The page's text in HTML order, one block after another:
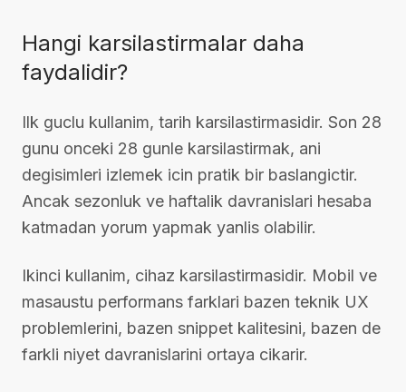
Hangi karsilastirmalar daha
faydalidir?
Ilk guclu kullanim, tarih karsilastirmasidir. Son 28
gunu onceki 28 gunle karsilastirmak, ani
degisimleri izlemek icin pratik bir baslangictir.
Ancak sezonluk ve haftalik davranislari hesaba
katmadan yorum yapmak yanlis olabilir.
Ikinci kullanim, cihaz karsilastirmasidir. Mobil ve
masaustu performans farklari bazen teknik UX
problemlerini, bazen snippet kalitesini, bazen de
farkli niyet davranislarini ortaya cikarir.